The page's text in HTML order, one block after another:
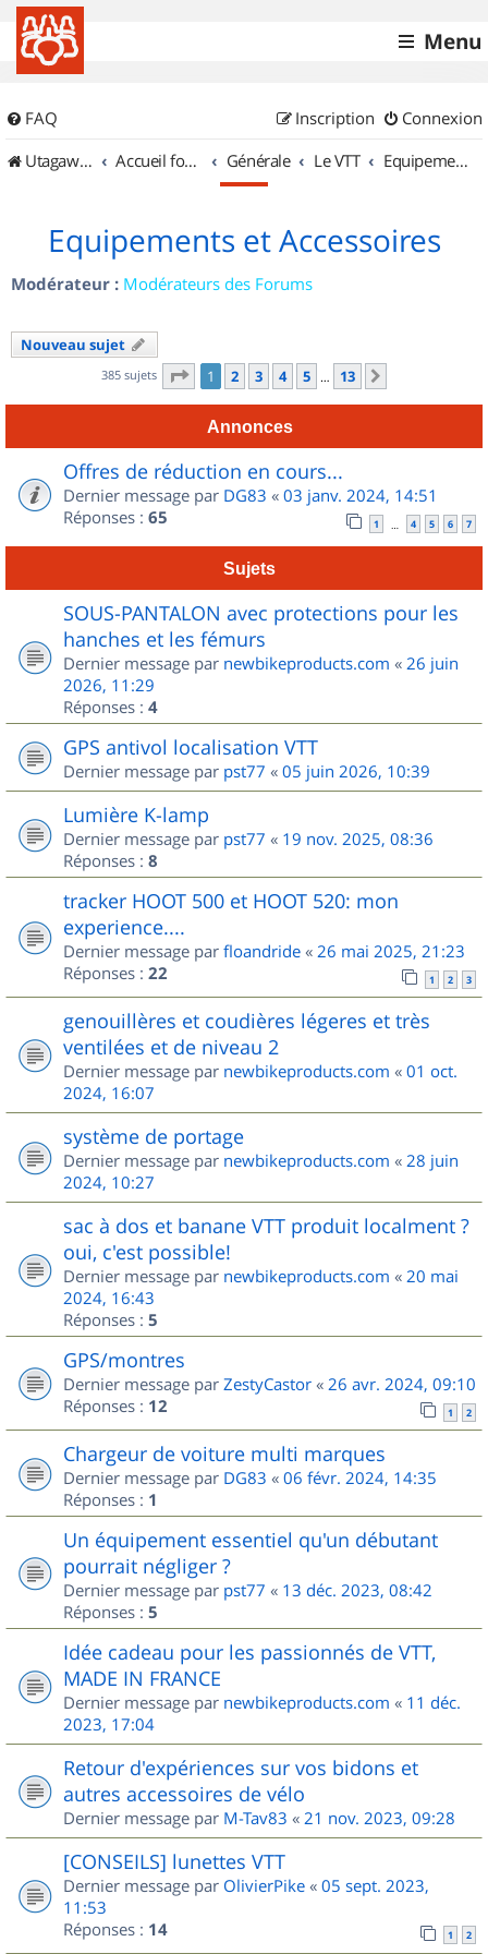
Menu
FAQ Connexion
Inscription
UtagawaVTT (Randos VTT et VTTAE avec traces GPS)
Accueil forum Générale Le VTT Equipements et Accessoires
Equipements et Accessoires
Modérateur : Modérateurs des Forums
Nouveau sujet
385 sujets Page 1sur
1 2 3 4 5 … 13
Annonces
Offres de réduction en cours...
Dernier message par DG83 « 03 janv. 2024, 14:51
Réponses : 65 1 … 4 5 6 7
Sujets
SOUS-PANTALON avec protections pour les
hanches et les fémurs
Dernier message par newbikeproducts.com « 26 juin
2026, 11:29
Réponses : 4
GPS antivol localisation VTT
Dernier message par pst77 « 05 juin 2026, 10:39
Lumière K-lamp
Dernier message par pst77 « 19 nov. 2025, 08:36
Réponses : 8
tracker HOOT 500 et HOOT 520: mon
experience....
Dernier message par floandride « 26 mai 2025, 21:23
Réponses : 22 1 2 3
genouillères et coudières légeres et très
ventilées et de niveau 2
Dernier message par newbikeproducts.com « 01 oct.
2024, 16:07
système de portage
Dernier message par newbikeproducts.com « 28 juin
2024, 10:27
sac à dos et banane VTT produit localment ?
oui, c'est possible!
Dernier message par newbikeproducts.com « 20 mai
2024, 16:43
Réponses : 5
GPS/montres
Dernier message par ZestyCastor « 26 avr. 2024, 09:10
Réponses : 12 1 2
Chargeur de voiture multi marques
Dernier message par DG83 « 06 févr. 2024, 14:35
Réponses : 1
Un équipement essentiel qu'un débutant
pourrait négliger ?
Dernier message par pst77 « 13 déc. 2023, 08:42
Réponses : 5
Idée cadeau pour les passionnés de VTT,
MADE IN FRANCE
Dernier message par newbikeproducts.com « 11 déc.
2023, 17:04
Retour d'expériences sur vos bidons et
autres accessoires de vélo
Dernier message par M-Tav83 « 21 nov. 2023, 09:28
[CONSEILS] lunettes VTT
Dernier message par OlivierPike « 05 sept. 2023,
11:53
Réponses : 14 1 2